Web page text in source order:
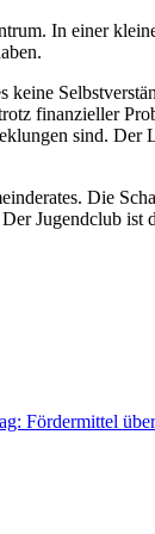
In einer
finanzieller
sind.
Die
Jugendclub ist
Fördermittel